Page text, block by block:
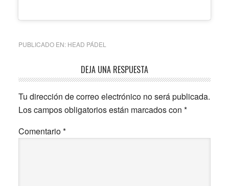
PUBLICADO EN: HEAD PÁDEL
Interacciones
con
los
lectores
DEJA UNA RESPUESTA
Tu dirección de correo electrónico no será publicada.
Los campos obligatorios están marcados con *
Comentario*